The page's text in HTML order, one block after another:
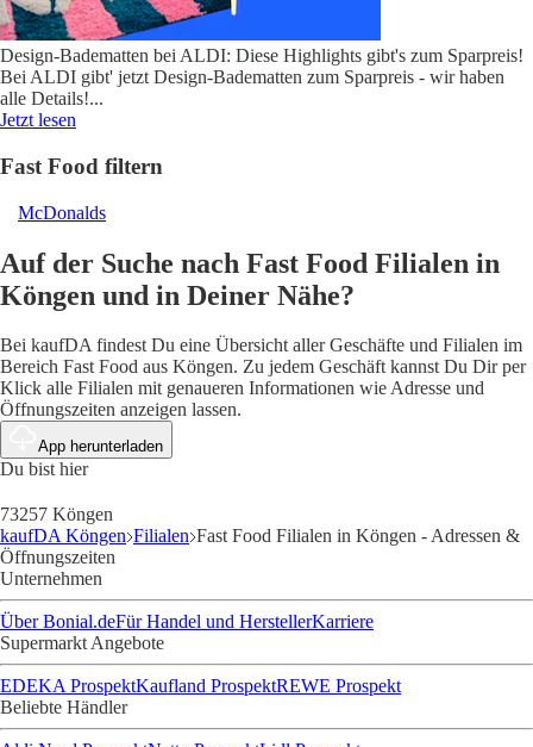
Design-Badematten bei ALDI: Diese Highlights gibt's zum Sparpreis!
Bei ALDI gibt' jetzt Design-Badematten zum Sparpreis - wir haben
alle Details!...
Jetzt lesen
Fast Food filtern
McDonalds
Auf der Suche nach Fast Food Filialen in
Köngen und in Deiner Nähe?
Bei kaufDA findest Du eine Übersicht aller Geschäfte und Filialen im
Bereich Fast Food aus Köngen. Zu jedem Geschäft kannst Du Dir per
Klick alle Filialen mit genaueren Informationen wie Adresse und
Öffnungszeiten anzeigen lassen.
App herunterladen
Du bist hier
73257 Köngen
kaufDA Köngen Filialen Fast Food Filialen in Köngen - Adressen &
Öffnungszeiten
Unternehmen
Über Bonial.deFür Handel und HerstellerKarriere
Supermarkt Angebote
EDEKA ProspektKaufland ProspektREWE Prospekt
Beliebte Händler